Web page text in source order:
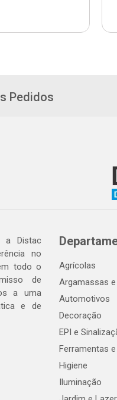
Pedidos
a Distac
no
todo o
de
a uma
e de
Agrícolas
Argamassas
Automotivos
Decoração
EPI e
Ferramentas
Higiene
Iluminação